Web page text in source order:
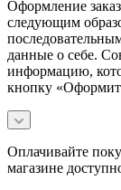
Оформление
следующим
данные о себе.
информацию,
кнопку
Оплачивайте
магазине